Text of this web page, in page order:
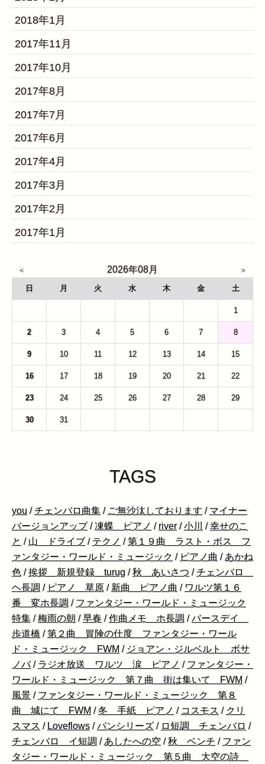
2018年1月
2017年11月
2017年10月
2017年8月
2017年7月
2017年6月
2017年4月
2017年3月
2017年2月
2017年1月
2026年08月
日 月 火 水 木 金 土
1
2 3 4 5 6 7 8
9 10 11 12 13 14 15
16 17 18 19 20 21 22
23 24 25 26 27 28 29
30 31
TAGS
you /チェンバロ曲集 / ご無沙汰しております / マイナー
バージョンアップ /凍蝶 ピアノ / river /小川 /幸せのこ
と / 山 ドライブ / テクノ /第１９曲 ラスト・ボス フ
ァンタジー・ワールド・ミュージック / ピアノ曲 / あかね
色 /挨拶 新規登録 turug /秋 あいさつ /チェンバロ
ヘ長調 / ピアノ 草原 / 新曲 ピアノ曲 / ワルツ第１６
番 変ホ長調 / ファンタジー・ワールド・ミュージック
特集 /梅雨の朝 /早春 /作曲メモ ホ長調 /バースデイ
歩道橋 /第２曲 冒険の仕度 ファンタジー・ワール
ド・ミュージック FWM / ジョアン・ジルベルト ボサ
ノバ / ラジオ放送 ワルツ 涙 ピアノ / ファンタジー・
ワールド・ミュージック 第７曲 街は集いて FWM /
風景 / ファンタジー・ワールド・ミュージック 第８
曲 城にて FWM /冬 手紙 ピアノ / コスモス / クリ
スマス / Loveflows /パンシリーズ / ロ短調 チェンバロ /
チェンバロ イ短調 / あしたへの空 /秋 ベンチ / ファン
タジー・ワールド・ミュージック 第５曲 大空の詩